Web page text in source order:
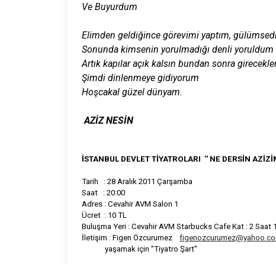
Ve Buyurdum
Elimden geldiğince görevimi yaptım,
Sonunda kimsenin yorulmadığı denli yoruldum
Artık kapılar açık kalsın bundan sonra
Şimdi dinlenmeye gidiyorum
Hoşcakal güzel dünyam.
AZİZ NESİN
İSTANBUL DEVLET TİYATROLARI '' NE DERSİN
Tarih : 28 Aralık 2011 Çarşamba
Saat : 20:00
Adres : Cevahir AVM Salon 1
Ücret : 10 TL
Buluşma Yeri : Cevahir AVM Starbucks Cafe Kat : 2 Saat
İletişim : Figen Özcurumez
yaşamak için ''Tiyatro Şart''